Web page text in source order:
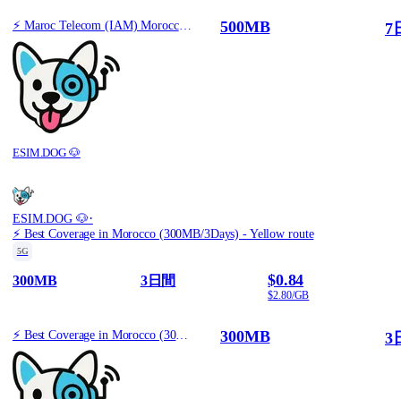
⚡️ Maroc Telecom (IAM) Morocco - Best Coverage (500MB/7Days) - Black route
ESIM.DOG 🐶
500MB 7
ESIM.DOG 🐶·
⚡️ Best Coverage in Morocco (300MB/3Days) - Yellow route
5G
300MB 3日間 $0.84
$2.80/GB
⚡️ Best Coverage in Morocco (300MB/3Days) - Yellow route 300MB 3